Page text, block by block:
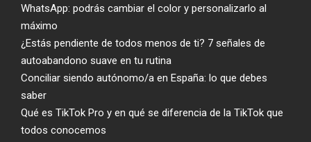
WhatsApp: podrás cambiar el color y personalizarlo al
máximo
¿Estás pendiente de todos menos de ti? 7 señales de
autoabandono suave en tu rutina
Conciliar siendo autónomo/a en España: lo que debes
saber
Qué es TikTok Pro y en qué se diferencia de la TikTok que
todos conocemos